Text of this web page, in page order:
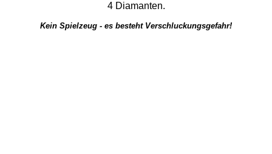
4 Diamanten.
Kein Spielzeug - es besteht Verschluckungsgefahr!